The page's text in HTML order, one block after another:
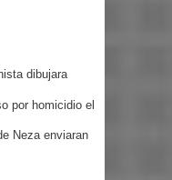
dibujara
por homicidio el
Neza enviaran